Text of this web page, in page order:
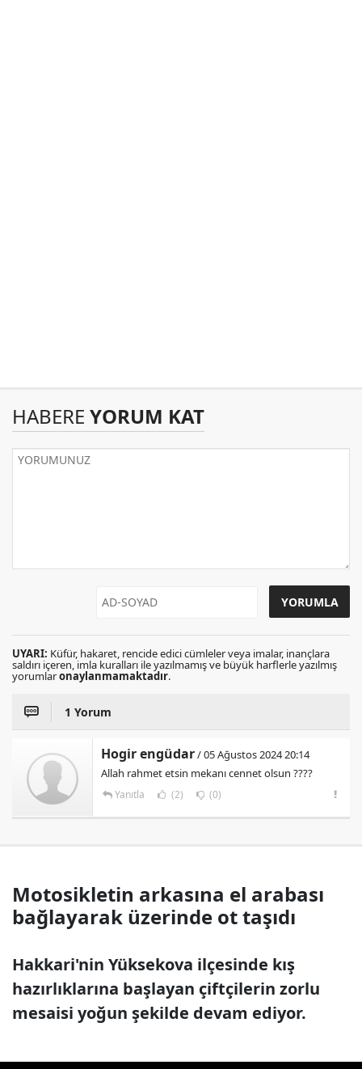
HABERE YORUM KAT
UYARI: Küfür, hakaret, rencide edici cümleler veya imalar, inançlara
saldırı içeren, imla kuralları ile yazılmamış ve büyük harflerle yazılmış
yorumlaronaylanmamaktadır.
1 Yorum
Hogir engüdar/ 05 Ağustos 2024 20:14
Allah rahmet etsin mekanı cennet olsun ????
Yanıtla (2) (0)
Motosikletin arkasına el arabası
bağlayarak üzerinde ot taşıdı
Hakkari'nin Yüksekova ilçesinde kış
hazırlıklarına başlayan çiftçilerin zorlu
mesaisi yoğun şekilde devam ediyor.